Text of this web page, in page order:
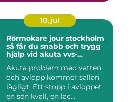
10. jul
Rörmokare jour stockholm
så får du snabb och trygg
hjälp vid akuta vvs-
Akuta problem med vatten
och avlopp kommer sällan
lägligt. Ett stopp i avloppet
en sen kväll, en läc...